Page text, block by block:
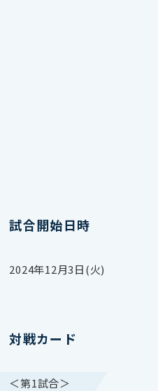
試合開始日時
2024年12月3日(火)
対戦カード
＜第1試合＞